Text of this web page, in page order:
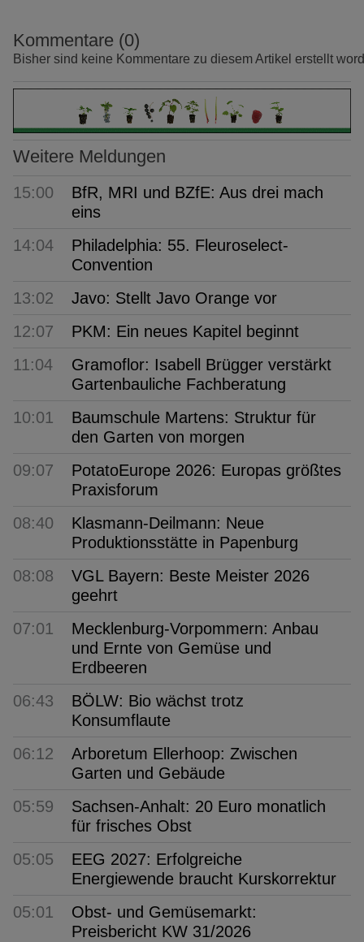
Kommentare (0)
Bisher sind keine Kommentare zu diesem Artikel erstellt
Weitere Meldungen
15:00
BfR, MRI und BZfE: Aus drei mach
eins
14:04
Philadelphia: 55. Fleuroselect-
Convention
13:02
Javo: Stellt Javo Orange vor
12:07
PKM: Ein neues Kapitel beginnt
11:04
Gramoflor: Isabell Brügger verstärkt
Gartenbauliche Fachberatung
10:01
Baumschule Martens: Struktur für
den Garten von morgen
09:07
PotatoEurope 2026: Europas größtes
Praxisforum
08:40
Klasmann-Deilmann: Neue
Produktionsstätte in Papenburg
08:08
VGL Bayern: Beste Meister 2026
geehrt
07:01
Mecklenburg-Vorpommern: Anbau
und Ernte von Gemüse und
Erdbeeren
06:43
BÖLW: Bio wächst trotz
Konsumflaute
06:12
Arboretum Ellerhoop: Zwischen
Garten und Gebäude
05:59
Sachsen-Anhalt: 20 Euro monatlich
für frisches Obst
05:05
EEG 2027: Erfolgreiche
Energiewende braucht Kurskorrektur
05:01
Obst- und Gemüsemarkt:
Preisbericht KW 31/2026